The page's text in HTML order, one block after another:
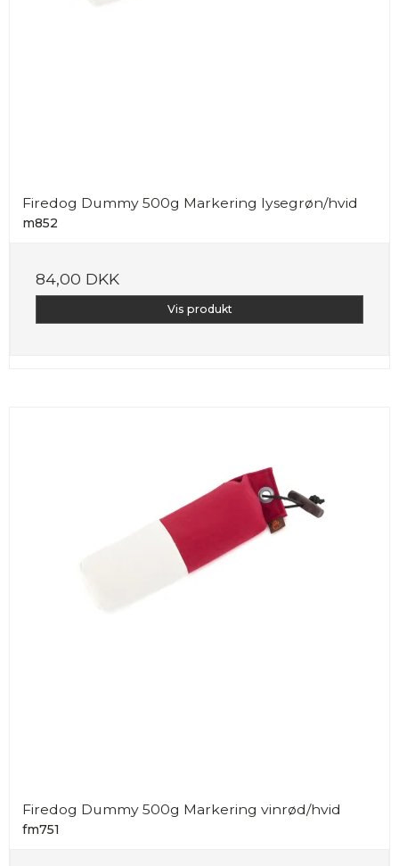
Firedog Dummy 500g Markering lysegrøn/hvid
m852
84,00 DKK
Vis produkt
Firedog Dummy 500g Markering vinrød/hvid
fm751